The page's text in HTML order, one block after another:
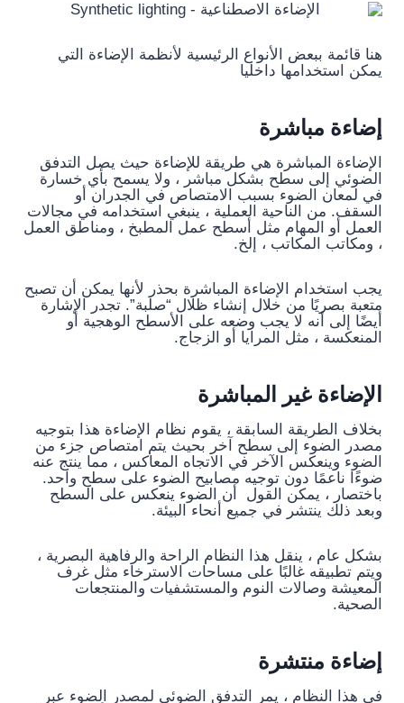
هنا قائمة ببعض الأنواع الرئيسية لأنظمة الإضاءة التي
يمكن استخدامها داخليا
إضاءة مباشرة
الإضاءة المباشرة هي طريقة للإضاءة حيث يصل التدفق
الضوئي إلى سطح بشكل مباشر ، ولا يسمح بأي خسارة
في لمعان الضوء بسبب الامتصاص في الجدران أو
السقف. من الناحية العملية ، ينبغي استخدامه في مجالات
العمل أو المهام مثل أسطح عمل المطبخ ، ومناطق العمل
، ومكاتب المكاتب ، إلخ.
يجب استخدام الإضاءة المباشرة بحذر لأنها يمكن أن تصبح
متعبة بصريًا من خلال إنشاء ظلال “صلبة”. تجدر الإشارة
أيضًا إلى أنه لا يجب وضعه على الأسطح الوهجية أو
المنعكسة ، مثل المرايا أو الزجاج.
الإضاءة غير المباشرة
بخلاف الطريقة السابقة ، يقوم نظام الإضاءة هذا بتوجيه
مصدر الضوء إلى سطح آخر بحيث يتم امتصاص جزء من
الضوء وينعكس الآخر في الاتجاه المعاكس ، مما ينتج عنه
ضوءًا ناعمًا دون توجيه مصابيح الضوء على سطح واحد.
باختصار ، يمكن القول أن الضوء ينعكس على السطح
وبعد ذلك ينتشر في جميع أنحاء البيئة.
بشكل عام ، ينقل هذا النظام الراحة والرفاهية البصرية ،
ويتم تطبيقه غالبًا على مساحات الاسترخاء مثل غرف
المعيشة وصالات النوم والمستشفيات والمنتجعات
الصحية.
إضاءة منتشرة
في هذا النظام ، يمر التدفق الضوئي لمصدر الضوء عبر